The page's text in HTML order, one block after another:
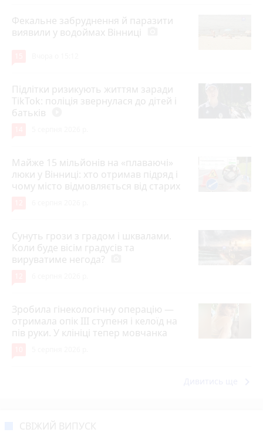
Фекальне забруднення й паразити
виявили у водоймах Вінниці
Підлітки ризикують життям заради
TikTok: поліція звернулася до дітей і
батьків
Майже 15 мільйонів на «плаваючі»
люки у Вінниці: хто отримав підряд і
чому місто відмовляється від старих
Сунуть грози з градом і шквалами.
Коли буде вісім градусів та
вируватиме негода?
Зробила гінекологічну операцію —
отримала опік ІІІ ступеня і келоїд на
пів руки. У клініці тепер мовчанка